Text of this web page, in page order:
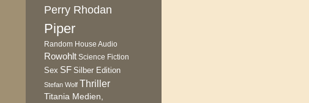
Perry Rhodan
Piper
Random House Audio
Rowohlt Science Fiction
Sex SF Silber Edition
Stefan Wolf Thriller
Titania Medien,